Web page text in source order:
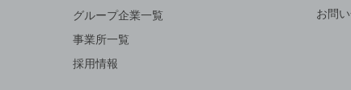
グループ企業一覧
事業所一覧
採用情報
お問